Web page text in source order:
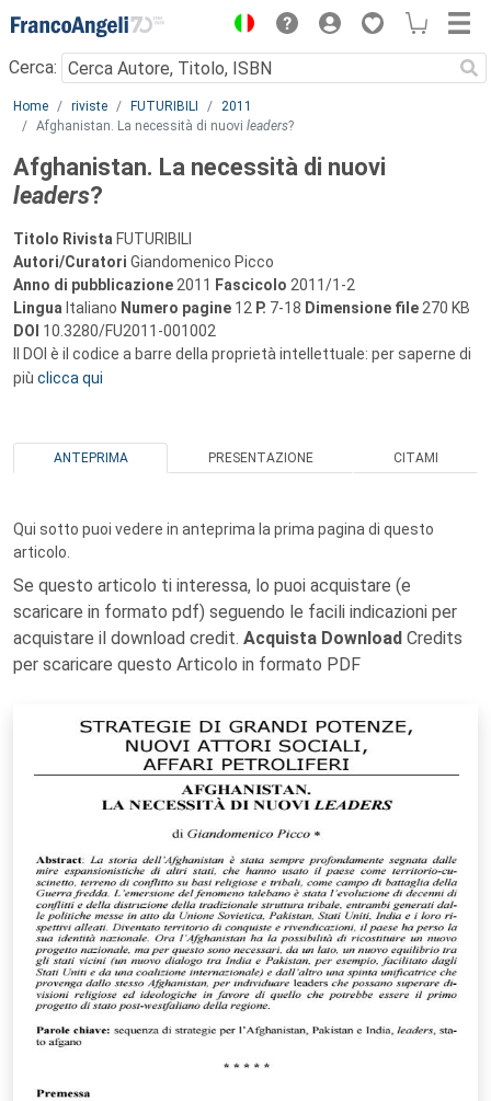
Menu
Cerca:
Main content
Home riviste FUTURIBILI
2011
Afghanistan. La necessità di nuovi leaders?
Afghanistan. La necessità di nuovi
leaders?
Titolo Rivista FUTURIBILI
Autori/Curatori Giandomenico Picco
Anno di pubblicazione 2011 Fascicolo 2011/1-2
Lingua Italiano Numero pagine 12 P. 7-18 Dimensione file 270 KB
DOI 10.3280/FU2011-001002
Il DOI è il codice a barre della proprietà intellettuale: per saperne di
più clicca qui
ANTEPRIMA PRESENTAZIONE CITAMI
Qui sotto puoi vedere in anteprima la prima pagina di questo
articolo.
Se questo articolo ti interessa, lo puoi acquistare (e
scaricare in formato pdf) seguendo le facili indicazioni per
acquistare il download credit. Acquista Download Credits
per scaricare questo Articolo in formato PDF